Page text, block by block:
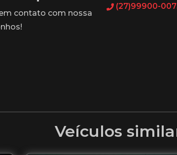
contato com nossa
(27)99900-
Veículos